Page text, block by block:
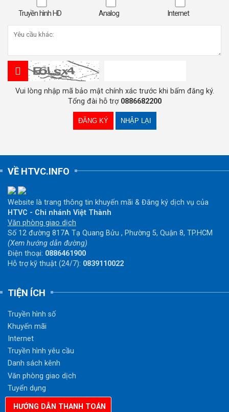
Truyền hình HD Analog Internet
Vui lòng nhập mã bảo mật chính xác trước khi bấm đăng ký.
Tổng đài hỗ trợ 0886682200
VỀ HTVC.INFO
Website là trang thông tin khuyến mãi & Đăng ký dịch vụ của
HTVC - Chi nhánh Việt Thành
Văn phòng giao dịch
Số 12 đường 817A Tạ Quang Bửu , Phường 5, Quận 8, TP.HCM
(Xem hướng dẫn đường)
Điện thoại: 0886461900
Hỗ trợ kỹ thuật (24/7): 0839110022
TIỆN ÍCH
Truyền hình số
Khuyến mãi
Internet
Truyền hình yêu cầu
Danh sách kênh
Văn phòng giao dịch
Tuyển dụng
Hướng dẫn thanh toán
HƯỚNG DẪN THANH TOÁN